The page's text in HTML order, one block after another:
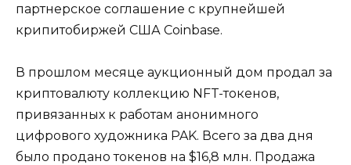
партнерское соглашение с крупнейшей
крипитобиржей США Coinbase.
В прошлом месяце аукционный дом продал за
криптовалюту коллекцию NFT-токенов,
привязанных к работам анонимного
цифрового художника PAK. Всего за два дня
было продано токенов на $16,8 млн. Продажа